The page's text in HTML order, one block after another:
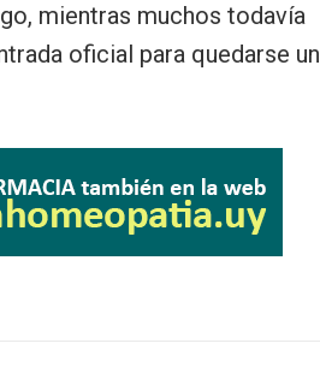
mientras muchos todavía
oficial para quedarse un